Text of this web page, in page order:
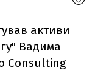
активи
Вадима
Consulting